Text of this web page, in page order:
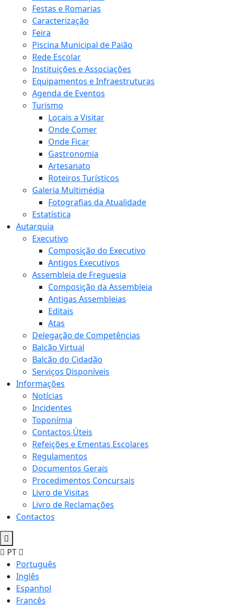
Festas e Romarias
Caracterização
Feira
Piscina Municipal de Paião
Rede Escolar
Instituições e Associações
Equipamentos e Infraestruturas
Agenda de Eventos
Turismo
Locais a Visitar
Onde Comer
Onde Ficar
Gastronomia
Artesanato
Roteiros Turísticos
Galeria Multimédia
Fotografias da Atualidade
Estatística
Autarquia
Executivo
Composição do Executivo
Antigos Executivos
Assembleia de Freguesia
Composição da Assembleia
Antigas Assembleias
Editais
Atas
Delegação de Competências
Balcão Virtual
Balcão do Cidadão
Serviços Disponíveis
Informações
Notícias
Incidentes
Toponímia
Contactos Úteis
Refeições e Ementas Escolares
Regulamentos
Documentos Gerais
Procedimentos Concursais
Livro de Visitas
Livro de Reclamações
Contactos
PT
Português
Inglês
Espanhol
Francês